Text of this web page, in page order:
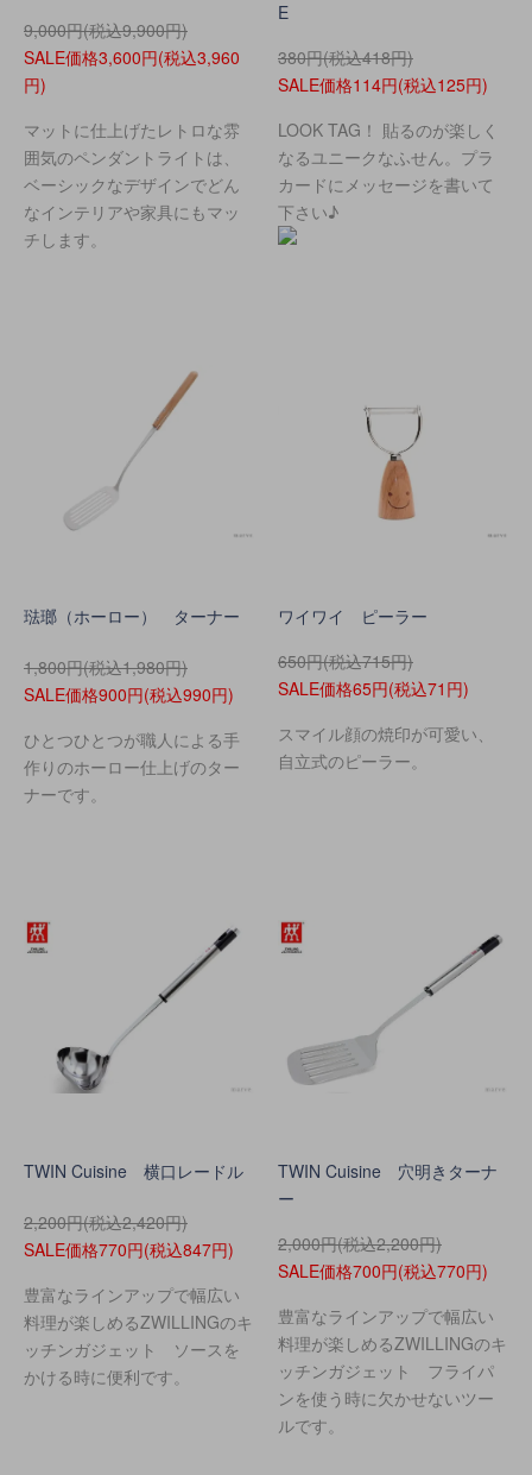
9,000円(税込9,900円)
SALE価格3,600円(税込3,960
円)
マットに仕上げたレトロな雰
囲気のペンダントライトは、
ベーシックなデザインでどん
なインテリアや家具にもマッ
チします。
E
380円(税込418円)
SALE価格114円(税込125円)
LOOK TAG！ 貼るのが楽しく
なるユニークなふせん。プラ
カードにメッセージを書いて
下さい♪
琺瑯（ホーロー） ターナー
1,800円(税込1,980円)
SALE価格900円(税込990円)
ひとつひとつが職人による手
作りのホーロー仕上げのター
ナーです。
ワイワイ ピーラー
650円(税込715円)
SALE価格65円(税込71円)
スマイル顔の焼印が可愛い、
自立式のピーラー。
TWIN Cuisine 横口レードル
2,200円(税込2,420円)
SALE価格770円(税込847円)
豊富なラインアップで幅広い
料理が楽しめるZWILLINGのキ
ッチンガジェット ソースを
かける時に便利です。
TWIN Cuisine 穴明きターナ
ー
2,000円(税込2,200円)
SALE価格700円(税込770円)
豊富なラインアップで幅広い
料理が楽しめるZWILLINGのキ
ッチンガジェット フライパ
ンを使う時に欠かせないツー
ルです。